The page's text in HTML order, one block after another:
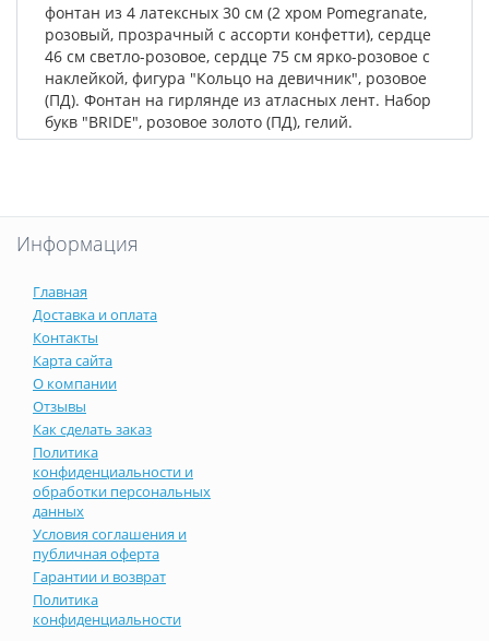
фонтан из 4 латексных 30 см (2 хром Pomegranate,
розовый, прозрачный с ассорти конфетти), сердце
46 см светло-розовое, сердце 75 см ярко-розовое с
наклейкой, фигура "Кольцо на девичник", розовое
(ПД). Фонтан на гирлянде из атласных лент. Набор
букв "BRIDE", розовое золото (ПД), гелий.
Информация
Главная
Доставка и оплата
Контакты
Карта сайта
О компании
Отзывы
Как сделать заказ
Политика
конфиденциальности и
обработки персональных
данных
Условия соглашения и
публичная оферта
Гарантии и возврат
Политика
конфиденциальности